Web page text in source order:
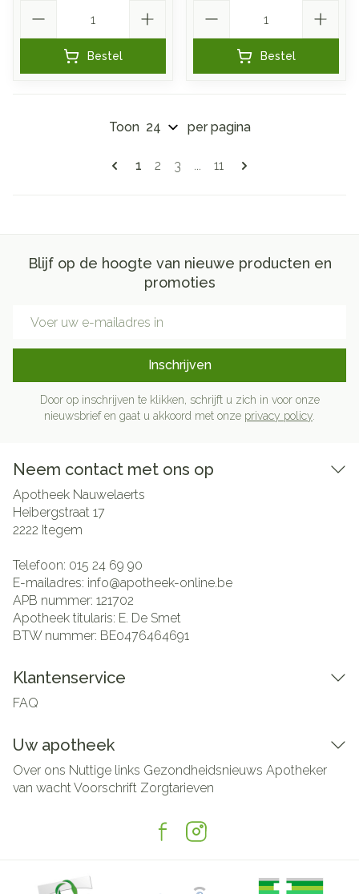
Bestel Bestel
Pagina's
U lees momenteel pagina
1 Pagina
2 Pagina
3 ... Pagina
11
Toon per pagina
Blijf op de hoogte van nieuwe producten en
promoties
Inschrijven
Door op inschrijven te klikken, schrijft u zich in voor onze
nieuwsbrief en gaat u akkoord met onze privacy policy
Neem contact met ons op
Apotheek Nauwelaerts
Heibergstraat 17
2222 Itegem
Telefoon: 015 24 69 90
E-mailadres: info@apotheek-online.be
APB nummer: 121702
Apotheek titularis: E. De Smet
BTW nummer: BE0476464691
Klantenservice
FAQ
Uw apotheek
Over ons Nuttige links Gezondheidsnieuws Apotheker
van wachtVoorschrift Zorgtarieven